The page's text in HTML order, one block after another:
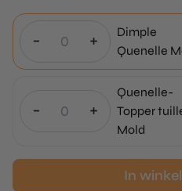
- +
Dimple
Quenelle
- +
Quenelle-
Topper
Mold
In